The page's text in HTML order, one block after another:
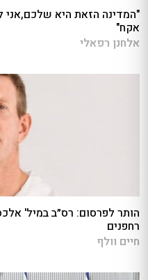
"המדינה הזאת היא
אקח"
אלחנן רפאלי
הותר לפרסום: רס״ב במיל'
רחפנים
חיים וולף